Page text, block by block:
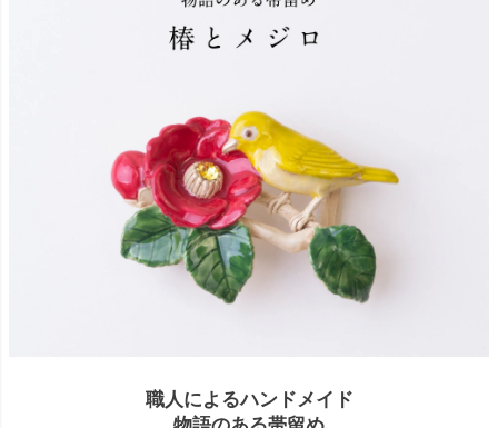
職人によるハンドメイド